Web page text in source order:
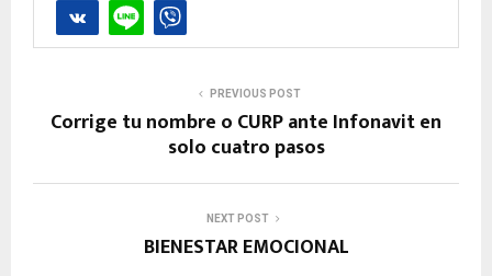
PREVIOUS POST
Corrige tu nombre o CURP ante Infonavit en
solo cuatro pasos
NEXT POST
BIENESTAR EMOCIONAL